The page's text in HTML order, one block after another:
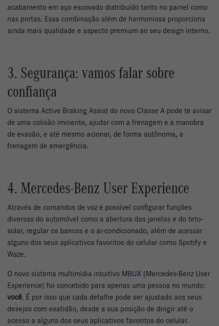
acabamento em aço escovado distribuído tanto no painel como
nas portas. Essa combinação além de harmoniosa proporciona
ainda mais qualidade e aspecto premium ao seu design interno.
3. Segurança: vamos falar sobre
confiança
O sistema Active Braking Assist do novo Classe A pode te avisar
de uma colisão iminente, ajudar com a frenagem e a manobra
de evasão, e até mesmo acionar, de forma autônoma, a
frenagem de emergência.
4. Mercedes-Benz User Experience
Através de comandos de voz é possível configurar funções
diversas do automóvel como a abertura das janelas e do teto-
solar, regular os bancos e o ar-condicionado, além de acessar
alguns dos seus aplicativos favoritos do celular como Spotify e
Waze.
O novo sistema multimídia intuitivo MBUX (Mercedes-Benz User
Experience) foi concebido para apenas uma pessoa no mundo:
você. É por isso que cada detalhe pode ser ajustado aos seus
desejos com exatidão, desde a sua posição de dirigir até o
acesso a alguns dos seus aplicativos favoritos do celular.